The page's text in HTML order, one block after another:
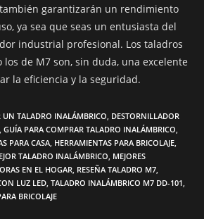
garantizarán un rendimiento
ya sea que seas un entusiasta del
industrial profesional. Los taladros
de M7 son, sin duda, una excelente
la eficiencia y la seguridad.
UN TALADRO INALÁMBRICO, DESTORNILLADOR
, GUÍA PARA COMPRAR TALADRO INALÁMBRICO,
PARA CASA, HERRAMIENTAS PARA BRICOLAJE,
TALADRO INALÁMBRICO, MEJORES
EN EL HOGAR, RESEÑA TALADRO M7,
LUZ LED, TALADRO INALÁMBRICO M7 DD-101,
BRICOLAJE